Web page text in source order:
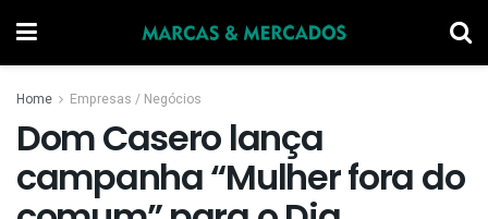
Home Empresas / Negócios
Dom Casero lança
campanha “Mulher fora do